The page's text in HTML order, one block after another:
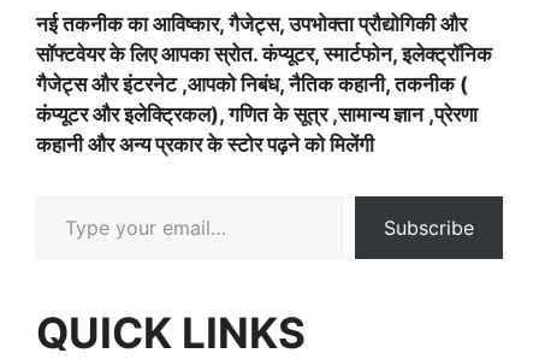
नई तकनीक का आविष्कार, गैजेट्स, उपभोक्ता प्रौद्योगिकी और
सॉफ्टवेयर के लिए आपका स्रोत. कंप्यूटर, स्मार्टफोन, इलेक्ट्रॉनिक
गैजेट्स और इंटरनेट ,आपको निबंध, नैतिक कहानी, तकनीक (
कंप्यूटर और इलेक्ट्रिकल), गणित के सूत्र ,सामान्य ज्ञान ,प्रेरणा
कहानी और अन्य प्रकार के स्टोर पढ़ने को मिलेंगी
Subscribe
QUICK LINKS